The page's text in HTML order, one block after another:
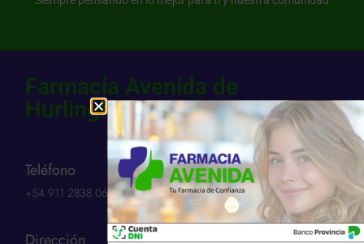
Farmacia Avenida de
Hurlingham SCS
Teléfono
+54 911 2838 0654​
Dirección